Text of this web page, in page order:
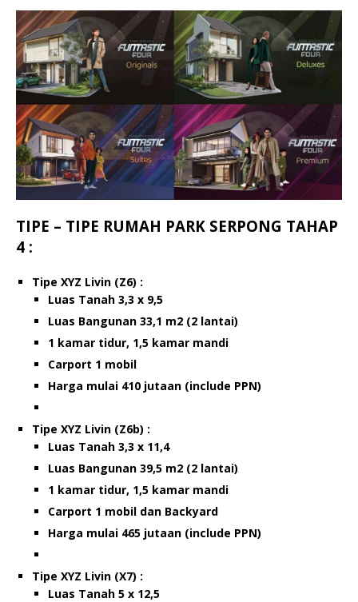
TIPE – TIPE RUMAH PARK SERPONG TAHAP
4 :
Tipe XYZ Livin (Z6) :
Luas Tanah 3,3 x 9,5
Luas Bangunan 33,1 m2 (2 lantai)
1 kamar tidur, 1,5 kamar mandi
Carport 1 mobil
Harga mulai 410 jutaan (include PPN)
Tipe XYZ Livin (Z6b) :
Luas Tanah 3,3 x 11,4
Luas Bangunan 39,5 m2 (2 lantai)
1 kamar tidur, 1,5 kamar mandi
Carport 1 mobil dan Backyard
Harga mulai 465 jutaan (include PPN)
Tipe XYZ Livin (X7) :
Luas Tanah 5 x 12,5